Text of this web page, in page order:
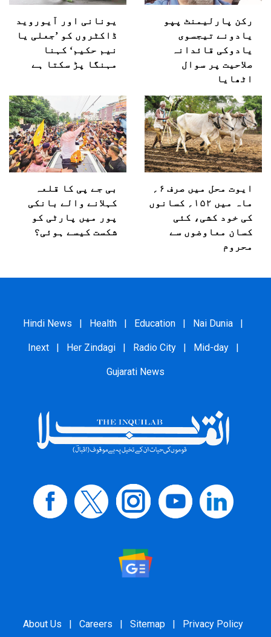
رکن پارلیمنٹ پپو
یادونے تیجسوی
یادوکی قائدانہ
صلاحیت پر سوال
اٹھایا
یونانی اور آیوروید
ڈاکٹروں کو ’جعلی یا
نیم حکیم‘ کہنا
مہنگا پڑ سکتا ہے
ایوت محل میں صرف ۶؍
ماہ میں ۱۵۲؍ کسانوں
کی خود کشی، کئی
کسان معاوضوں سے
محروم
بی جے پی کا قلعہ
کہلانے والے بانکی
پور میں پارٹی کو
شکست کیسے ہوئی؟
Hindi News | Health | Education | Nai Dunia |
Inext | Her Zindagi | Radio City | Mid-day |
Gujarati News
About Us | Careers | Sitemap | Privacy Policy